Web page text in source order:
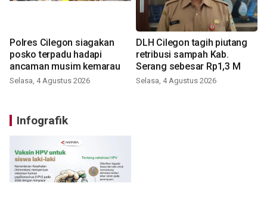
Polres Cilegon siagakan
posko terpadu hadapi
ancaman musim kemarau
Selasa, 4 Agustus 2026
DLH Cilegon tagih piutang
retribusi sampah Kab.
Serang sebesar Rp1,3 M
Selasa, 4 Agustus 2026
Infografik